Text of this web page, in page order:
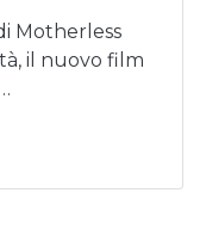
Motherless
il nuovo film